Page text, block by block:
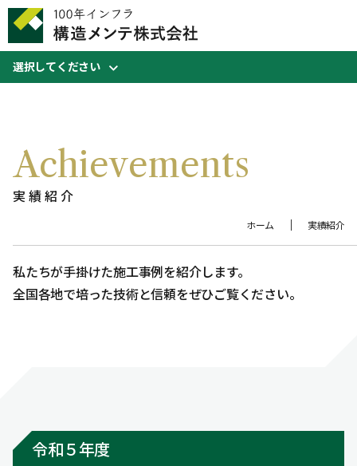
選択してください
Achievements
実績紹介
ホーム 実績紹介
私たちが手掛けた施工事例を紹介します。
全国各地で培った技術と信頼をぜひご覧ください。
令和５年度